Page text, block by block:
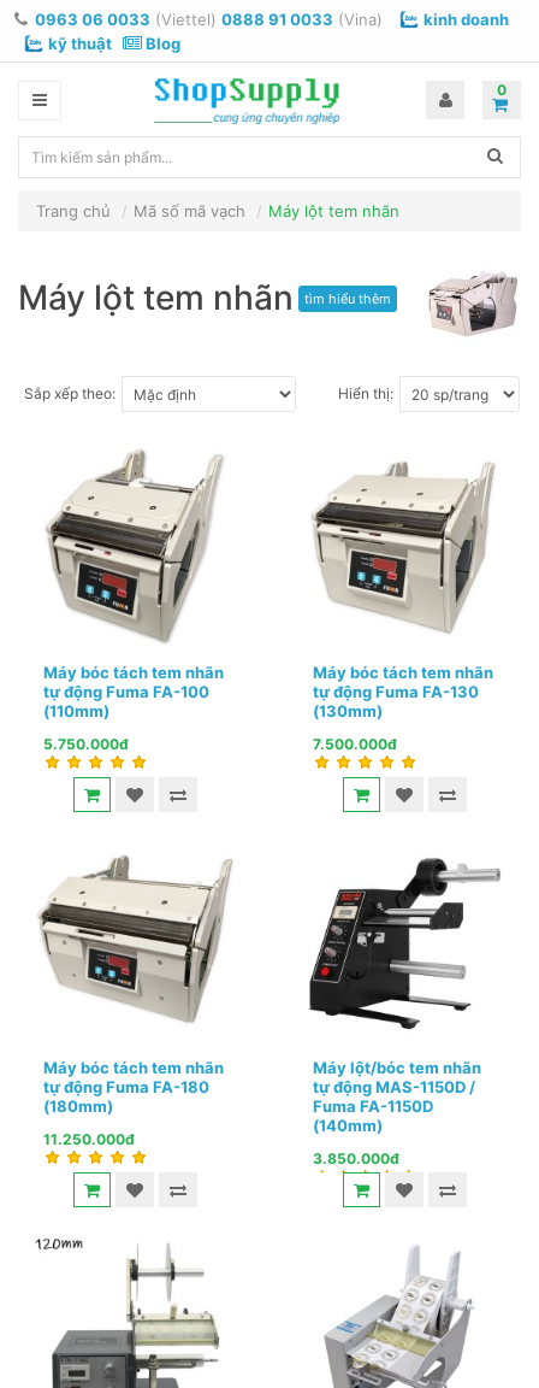
0963 06 0033 (Viettel) 0888 91 0033 (Vina)
kinh doanh
kỹ thuật
Blog
0
Trang chủ Mã số mã vạch Máy lột tem nhãn
Máy lột tem nhãn tìm hiểu thêm
Sắp xếp theo: Hiển thị:
Máy bóc tách tem nhãn
tự động Fuma FA-100
(110mm)
5.750.000đ
Máy bóc tách tem nhãn
tự động Fuma FA-130
(130mm)
7.500.000đ
Máy bóc tách tem nhãn
tự động Fuma FA-180
(180mm)
11.250.000đ
Máy lột/bóc tem nhãn
tự động MAS-1150D /
Fuma FA-1150D
(140mm)
3.850.000đ